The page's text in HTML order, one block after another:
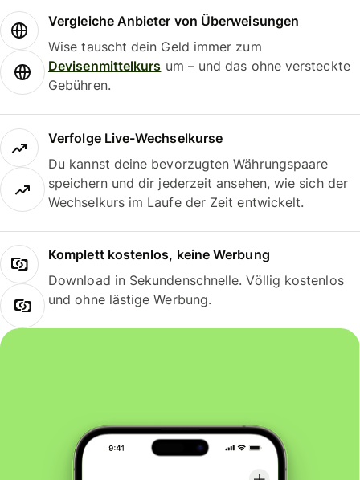
Vergleiche Anbieter von Überweisungen
Wise tauscht dein Geld immer zum
Devisenmittelkurs um – und das ohne versteckte
Gebühren.
Verfolge Live-Wechselkurse
Du kannst deine bevorzugten Währungspaare
speichern und dir jederzeit ansehen, wie sich der
Wechselkurs im Laufe der Zeit entwickelt.
Komplett kostenlos, keine Werbung
Download in Sekundenschnelle. Völlig kostenlos
und ohne lästige Werbung.